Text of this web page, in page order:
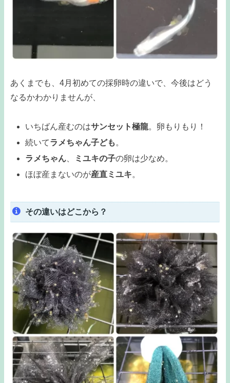
あくまでも、4月初めての採卵時の違いで、今後はどう
なるかわかりませんが、
いちばん産むのはサンセット極龍。卵もりもり！
続いてラメちゃん子ども 。
ラメちゃん
ミユキの子の卵は少なめ。
ほぼ産まないのが産直ミユキ。
その違いはどこから？